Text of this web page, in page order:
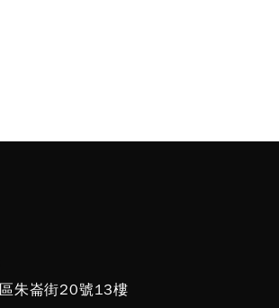
朱崙街20號13樓